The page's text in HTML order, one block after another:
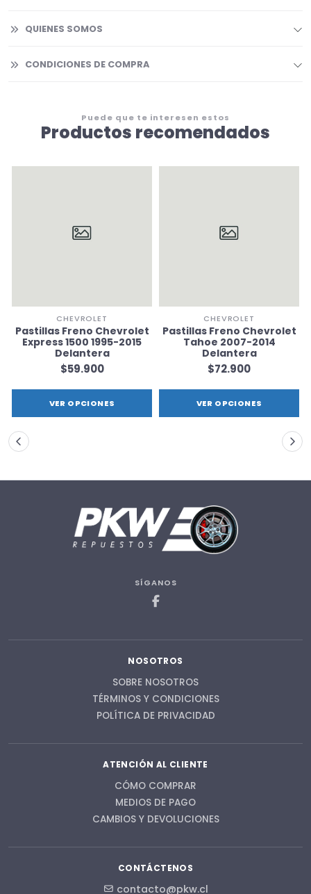
QUIENES SOMOS
CONDICIONES DE COMPRA
Puede que te interesen estos
Productos recomendados
CHEVROLET
Pastillas Freno Chevrolet
Express 1500 1995-2015
Delantera
$59.900
VER OPCIONES
CHEVROLET
Pastillas Freno Chevrolet
Tahoe 2007-2014
Delantera
$72.900
VER OPCIONES
SÍGANOS
NOSOTROS
SOBRE NOSOTROS
TÉRMINOS Y CONDICIONES
POLÍTICA DE PRIVACIDAD
ATENCIÓN AL CLIENTE
CÓMO COMPRAR
MEDIOS DE PAGO
CAMBIOS Y DEVOLUCIONES
CONTÁCTENOS
contacto@pkw.cl